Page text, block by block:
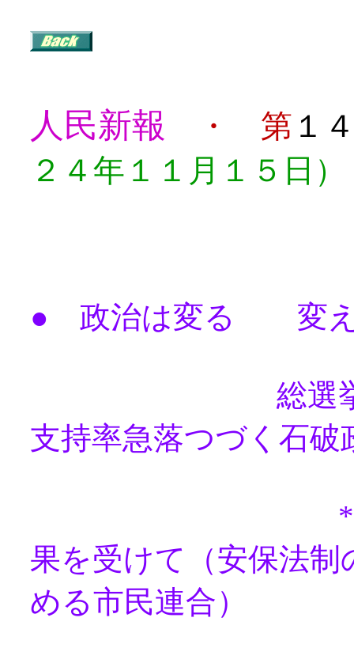
人民新報 ・ 第 １
２４年１１月１５日）
● 政治は変る 変え
総選挙・与
支持率急落つづく石破
* 第５０回
果を受けて（安保法
める市民連合）